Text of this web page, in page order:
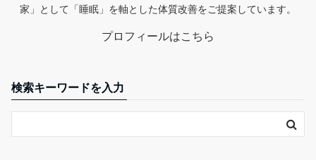
家」として「睡眠」を軸とした体質改善をご提案しています。
プロフィールはこちら
検索キーワードを入力